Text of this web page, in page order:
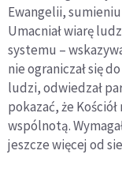
Ewangelii,
Umacniał wiarę
systemu –
nie ograniczał się
ludzi, odwiedzał
pokazać, że
wspólnotą.
jeszcze więcej od